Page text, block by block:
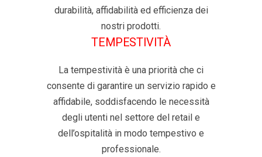
durabilità, affidabilità ed efficienza dei
nostri prodotti.
TEMPESTIVITÀ
La tempestività è una priorità che ci
consente di garantire un servizio rapido e
affidabile, soddisfacendo le necessità
degli utenti nel settore del retail e
dell’ospitalità in modo tempestivo e
professionale.